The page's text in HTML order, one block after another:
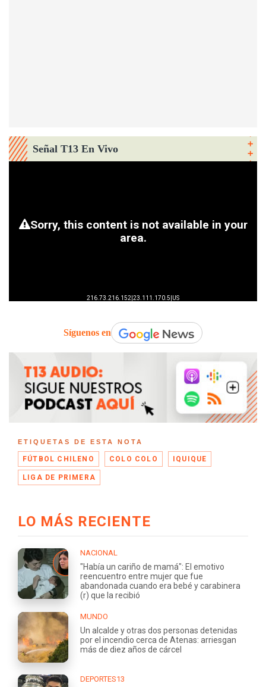
Señal T13 En Vivo
Síguenos en
ETIQUETAS DE ESTA NOTA
FÚTBOL CHILENO COLO COLO IQUIQUE
LIGA DE PRIMERA
LO MÁS RECIENTE
NACIONAL
"Había un cariño de mamá": El emotivo
reencuentro entre mujer que fue
abandonada cuando era bebé y carabinera
(r) que la recibió
MUNDO
Un alcalde y otras dos personas detenidas
por el incendio cerca de Atenas: arriesgan
más de diez años de cárcel
DEPORTES13